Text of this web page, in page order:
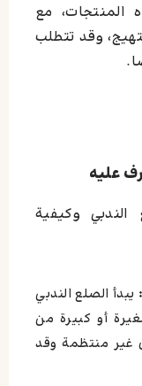
مع
وقد تتطلب
عليه
وكيفية
يبدأ الصلع الندبي
أو كبيرة من
غير منتظمة وقد